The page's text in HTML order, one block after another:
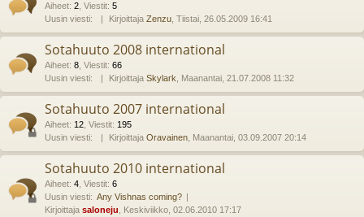
Aiheet: 2 Viestit: 5
Uusin viesti:
Kirjoittaja Zenzu , Tiistai, 26.05.2009 16:41
Sotahuuto 2008 international
Aiheet: 8 Viestit: 66
Uusin viesti:
Kirjoittaja Skylark , Maanantai, 21.07.2008 11:32
Sotahuuto 2007 international
Aiheet: 12 Viestit: 195
Uusin viesti:
Kirjoittaja Oravainen , Maanantai, 03.09.2007 20:14
Sotahuuto 2010 international
Aiheet: 4 Viestit: 6
Uusin viesti: Any Vishnas coming?
Kirjoittaja saloneju , Keskiviikko, 02.06.2010 17:17